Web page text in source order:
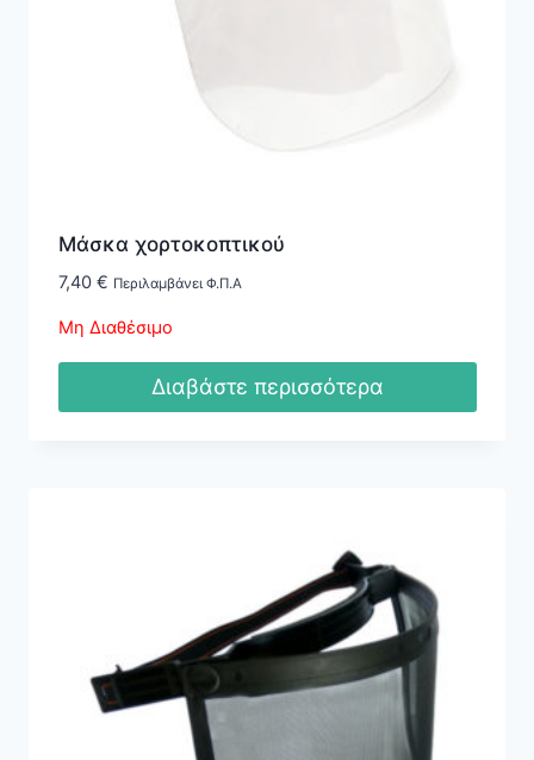
Μάσκα χορτοκοπτικού
7,40 € Περιλαμβάνει Φ.Π.Α
Μη Διαθέσιμο
Διαβάστε περισσότερα